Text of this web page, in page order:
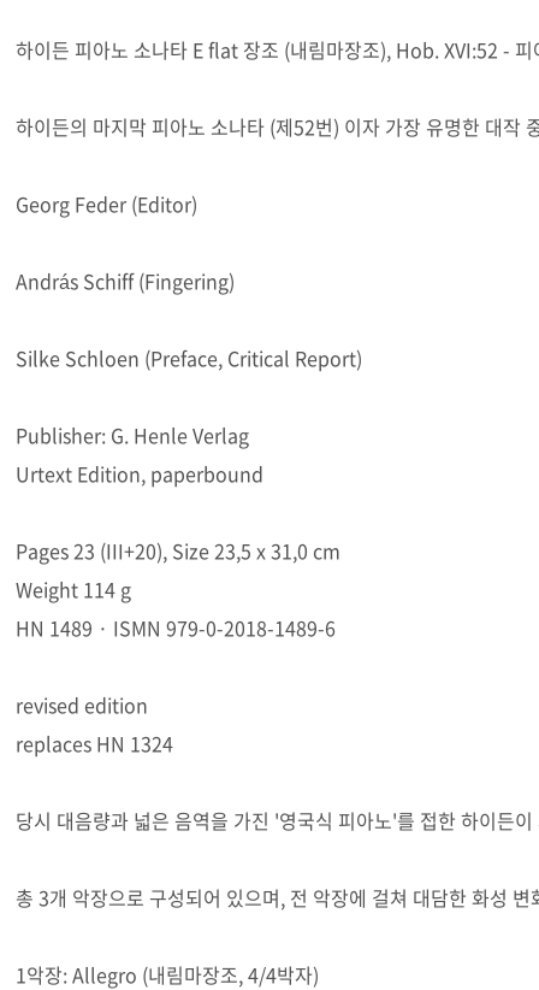
하이든 피아노 소나타 E flat 장조 (내림마장조), Hob. XVI:52 - 피
하이든의 마지막 피아노 소나타 (제52번) 이자 가장 유명한 대작
Georg Feder (Editor)
András Schiff (Fingering)
Silke Schloen (Preface, Critical Report)
Publisher: G. Henle Verlag
Urtext Edition, paperbound
Pages 23 (III+20), Size 23,5 x 31,0 cm
Weight 114 g
HN 1489 · ISMN 979-0-2018-1489-6
revised edition
replaces HN 1324
당시 대음량과 넓은 음역을 가진 '영국식 피아노'를 접한 하이든
총 3개 악장으로 구성되어 있으며, 전 악장에 걸쳐 대담한 화성
1악장: Allegro (내림마장조, 4/4박자)